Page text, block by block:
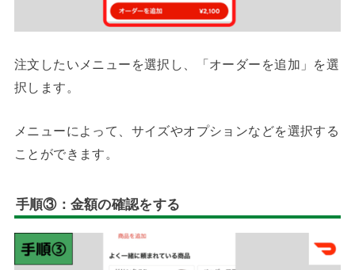
注文したいメニューを選択し、「オーダーを追加」を選
択します。
メニューによって、サイズやオプションなどを選択する
ことができます。
手順③：金額の確認をする